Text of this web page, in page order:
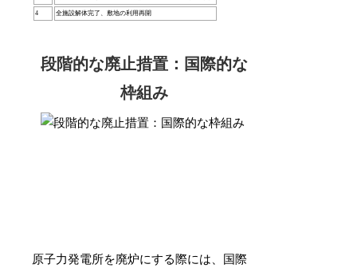
4 全施設解体完了、敷地の利用再開
段階的な廃止措置：国際的な
枠組み
原子力発電所を廃炉にする際には、国際